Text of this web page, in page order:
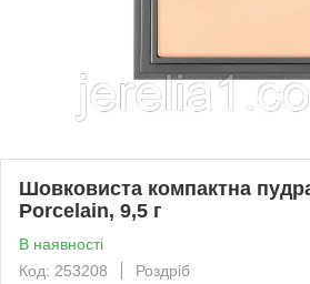
Шовковиста компактна
Porcelain, 9,5 г
В наявності
Код: 253208
Роздріб